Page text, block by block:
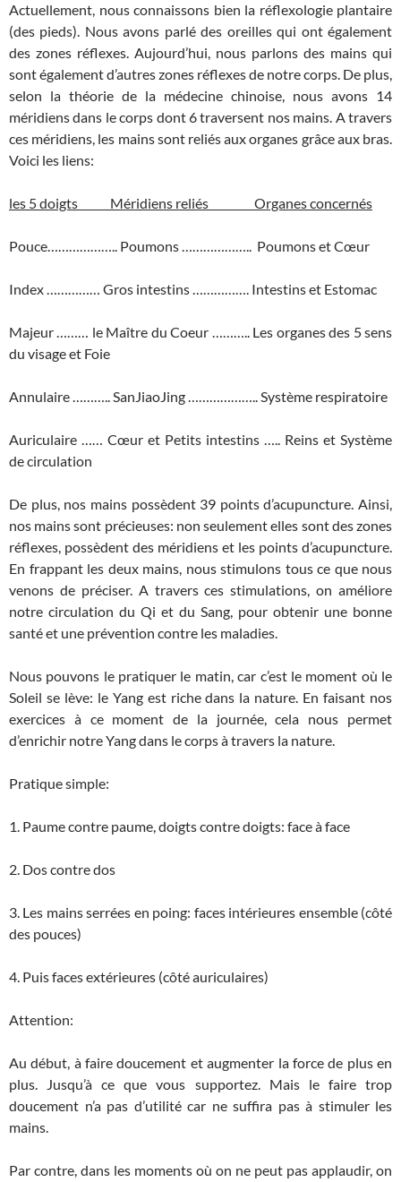
Actuellement, nous connaissons bien la réflexologie plantaire
(des pieds). Nous avons parlé des oreilles qui ont également
des zones réflexes. Aujourd’hui, nous parlons des mains qui
sont également d’autres zones réflexes de notre corps. De plus,
selon la théorie de la médecine chinoise, nous avons 14
méridiens dans le corps dont 6 traversent nos mains. A travers
ces méridiens, les mains sont reliés aux organes grâce aux bras.
Voici les liens:
les 5 doigts Méridiens reliés Organes concernés
Pouce……………….. Poumons ……………….. Poumons et Cœur
Index …………… Gros intestins ……………. Intestins et Estomac
Majeur ……… le Maître du Coeur ……….. Les organes des 5 sens
du visage et Foie
Annulaire ……….. SanJiaoJing ……………….. Système respiratoire
Auriculaire …… Cœur et Petits intestins ….. Reins et Système
de circulation
De plus, nos mains possèdent 39 points d’acupuncture. Ainsi,
nos mains sont précieuses: non seulement elles sont des zones
réflexes, possèdent des méridiens et les points d’acupuncture.
En frappant les deux mains, nous stimulons tous ce que nous
venons de préciser. A travers ces stimulations, on améliore
notre circulation du Qi et du Sang, pour obtenir une bonne
santé et une prévention contre les maladies.
Nous pouvons le pratiquer le matin, car c’est le moment où le
Soleil se lève: le Yang est riche dans la nature. En faisant nos
exercices à ce moment de la journée, cela nous permet
d’enrichir notre Yang dans le corps à travers la nature.
Pratique simple:
1. Paume contre paume, doigts contre doigts: face à face
2. Dos contre dos
3. Les mains serrées en poing: faces intérieures ensemble (côté
des pouces)
4. Puis faces extérieures (côté auriculaires)
Attention:
Au début, à faire doucement et augmenter la force de plus en
plus. Jusqu’à ce que vous supportez. Mais le faire trop
doucement n’a pas d’utilité car ne suffira pas à stimuler les
mains.
Par contre, dans les moments où on ne peut pas applaudir, on